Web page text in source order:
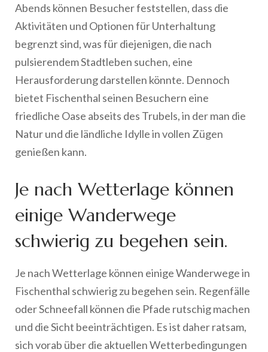
Abends können Besucher feststellen, dass die
Aktivitäten und Optionen für Unterhaltung
begrenzt sind, was für diejenigen, die nach
pulsierendem Stadtleben suchen, eine
Herausforderung darstellen könnte. Dennoch
bietet Fischenthal seinen Besuchern eine
friedliche Oase abseits des Trubels, in der man die
Natur und die ländliche Idylle in vollen Zügen
genießen kann.
Je nach Wetterlage können
einige Wanderwege
schwierig zu begehen sein.
Je nach Wetterlage können einige Wanderwege in
Fischenthal schwierig zu begehen sein. Regenfälle
oder Schneefall können die Pfade rutschig machen
und die Sicht beeinträchtigen. Es ist daher ratsam,
sich vorab über die aktuellen Wetterbedingungen